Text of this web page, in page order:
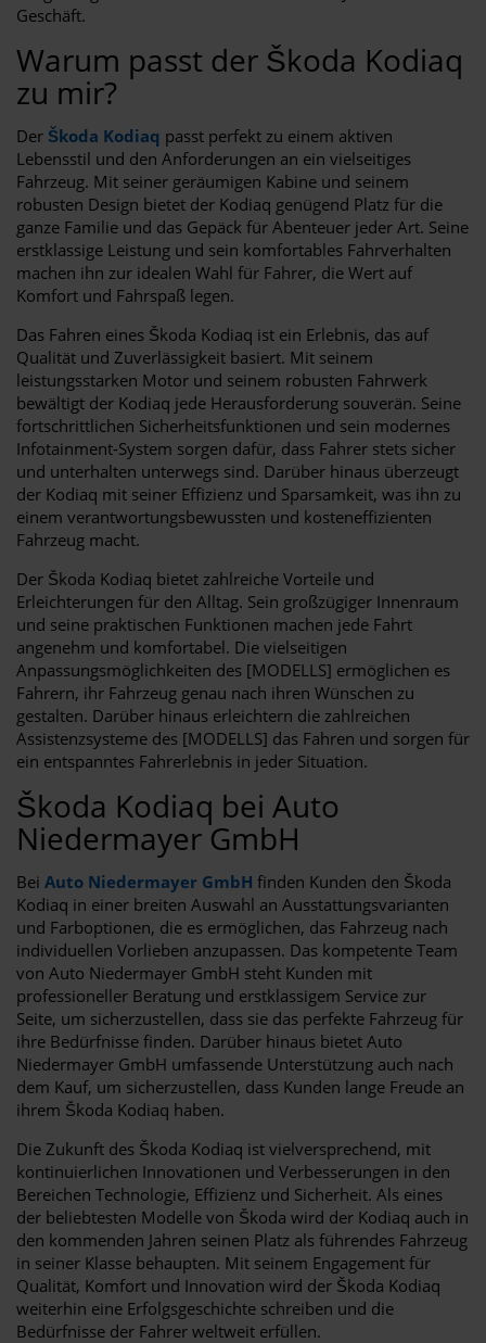
Geschäft.
Warum passt der Škoda Kodiaq
zu mir?
Der Škoda Kodiaq passt perfekt zu einem aktiven
Lebensstil und den Anforderungen an ein vielseitiges
Fahrzeug. Mit seiner geräumigen Kabine und seinem
robusten Design bietet der Kodiaq genügend Platz für die
ganze Familie und das Gepäck für Abenteuer jeder Art. Seine
erstklassige Leistung und sein komfortables Fahrverhalten
machen ihn zur idealen Wahl für Fahrer, die Wert auf
Komfort und Fahrspaß legen.
Das Fahren eines Škoda Kodiaq ist ein Erlebnis, das auf
Qualität und Zuverlässigkeit basiert. Mit seinem
leistungsstarken Motor und seinem robusten Fahrwerk
bewältigt der Kodiaq jede Herausforderung souverän. Seine
fortschrittlichen Sicherheitsfunktionen und sein modernes
Infotainment-System sorgen dafür, dass Fahrer stets sicher
und unterhalten unterwegs sind. Darüber hinaus überzeugt
der Kodiaq mit seiner Effizienz und Sparsamkeit, was ihn zu
einem verantwortungsbewussten und kosteneffizienten
Fahrzeug macht.
Der Škoda Kodiaq bietet zahlreiche Vorteile und
Erleichterungen für den Alltag. Sein großzügiger Innenraum
und seine praktischen Funktionen machen jede Fahrt
angenehm und komfortabel. Die vielseitigen
Anpassungsmöglichkeiten des [MODELLS] ermöglichen es
Fahrern, ihr Fahrzeug genau nach ihren Wünschen zu
gestalten. Darüber hinaus erleichtern die zahlreichen
Assistenzsysteme des [MODELLS] das Fahren und sorgen für
ein entspanntes Fahrerlebnis in jeder Situation.
Škoda Kodiaq bei Auto
Niedermayer GmbH
Bei Auto Niedermayer GmbH finden Kunden den Škoda
Kodiaq in einer breiten Auswahl an Ausstattungsvarianten
und Farboptionen, die es ermöglichen, das Fahrzeug nach
individuellen Vorlieben anzupassen. Das kompetente Team
von Auto Niedermayer GmbH steht Kunden mit
professioneller Beratung und erstklassigem Service zur
Seite, um sicherzustellen, dass sie das perfekte Fahrzeug für
ihre Bedürfnisse finden. Darüber hinaus bietet Auto
Niedermayer GmbH umfassende Unterstützung auch nach
dem Kauf, um sicherzustellen, dass Kunden lange Freude an
ihrem Škoda Kodiaq haben.
Die Zukunft des Škoda Kodiaq ist vielversprechend, mit
kontinuierlichen Innovationen und Verbesserungen in den
Bereichen Technologie, Effizienz und Sicherheit. Als eines
der beliebtesten Modelle von Škoda wird der Kodiaq auch in
den kommenden Jahren seinen Platz als führendes Fahrzeug
in seiner Klasse behaupten. Mit seinem Engagement für
Qualität, Komfort und Innovation wird der Škoda Kodiaq
weiterhin eine Erfolgsgeschichte schreiben und die
Bedürfnisse der Fahrer weltweit erfüllen.